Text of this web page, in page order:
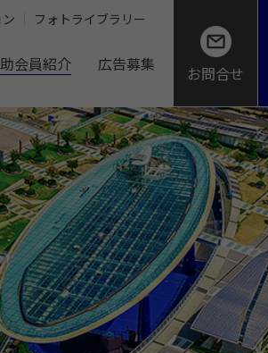
会員紹介 広告募集
フォトライブラリー
お問合せ